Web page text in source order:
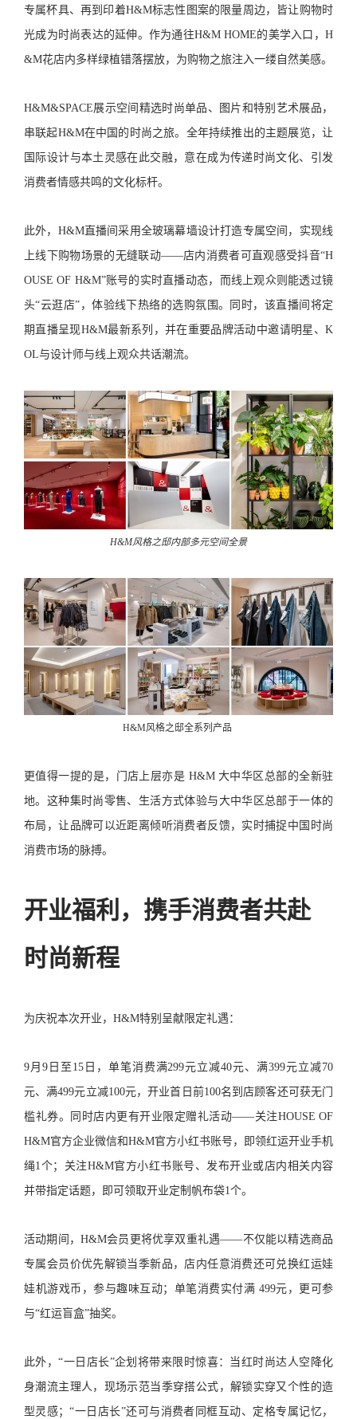
专属杯具、再到印着H&M标志性图案的限量周边，皆让购物时
光成为时尚表达的延伸。作为通往H&M HOME的美学入口，H
&M花店内多样绿植错落摆放，为购物之旅注入一缕自然美感。
H&M&SPACE展示空间精选时尚单品、图片和特别艺术展品，
串联起H&M在中国的时尚之旅。全年持续推出的主题展览，让
国际设计与本土灵感在此交融，意在成为传递时尚文化、引发
消费者情感共鸣的文化标杆。
此外，H&M直播间采用全玻璃幕墙设计打造专属空间，实现线
上线下购物场景的无缝联动——店内消费者可直观感受抖音“H
OUSE OF H&M”账号的实时直播动态，而线上观众则能透过镜
头“云逛店”，体验线下热络的选购氛围。同时，该直播间将定
期直播呈现H&M最新系列，并在重要品牌活动中邀请明星、K
OL与设计师与线上观众共话潮流。
H&M风格之邸内部多元空间全景
H&M风格之邸全系列产品
更值得一提的是，门店上层亦是 H&M 大中华区总部的全新驻
地。这种集时尚零售、生活方式体验与大中华区总部于一体的
布局，让品牌可以近距离倾听消费者反馈，实时捕捉中国时尚
消费市场的脉搏。
开业福利，携手消费者共赴
时尚新程
为庆祝本次开业，H&M特别呈献限定礼遇：
9月9日至15日，单笔消费满299元立减40元、满399元立减70
元、满499元立减100元，开业首日前100名到店顾客还可获无门
槛礼券。同时店内更有开业限定赠礼活动——关注HOUSE OF
H&M官方企业微信和H&M官方小红书账号，即领红运开业手机
绳1个；关注H&M官方小红书账号、发布开业或店内相关内容
并带指定话题，即可领取开业定制帆布袋1个。
活动期间，H&M会员更将优享双重礼遇——不仅能以精选商品
专属会员价优先解锁当季新品，店内任意消费还可兑换红运娃
娃机游戏币，参与趣味互动；单笔消费实付满 499元，更可参
与“红运盲盒”抽奖。
此外，“一日店长”企划将带来限时惊喜：当红时尚达人空降化
身潮流主理人，现场示范当季穿搭公式，解锁实穿又个性的造
型灵感；“一日店长”还可与消费者同框互动、定格专属记忆，